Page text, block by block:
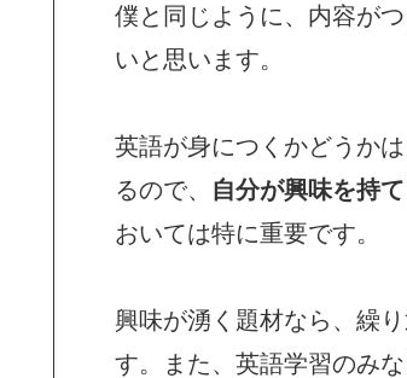
僕と同じように、内容が
いと思います。
英語が身につくかどうか
るので、 自分が興味を持
おいては特に重要です。
興味が湧く題材なら、繰
す。また、英語学習のみ